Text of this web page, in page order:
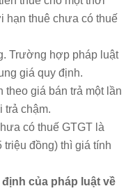
hạn thuê chưa có thuế
Trường hợp pháp luật
giá quy định.
theo giá bán trả một lần
trả chậm.
có thuế GTGT là
triệu đồng) thì giá tính
của pháp luật về